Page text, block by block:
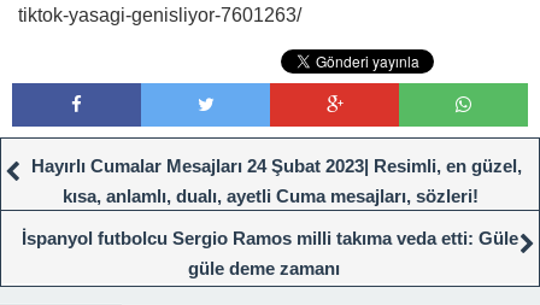
tiktok-yasagi-genisliyor-7601263/
Hayırlı Cumalar Mesajları 24 Şubat 2023| Resimli, en güzel,
kısa, anlamlı, dualı, ayetli Cuma mesajları, sözleri!
İspanyol futbolcu Sergio Ramos milli takıma veda etti: Güle
güle deme zamanı